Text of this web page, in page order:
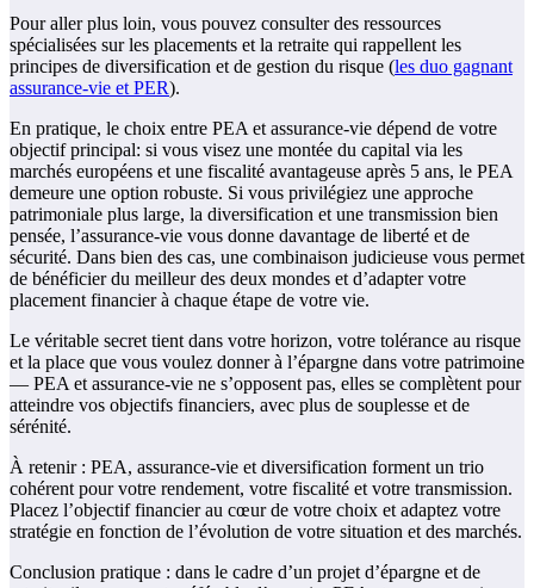
Pour aller plus loin, vous pouvez consulter des ressources
spécialisées sur les placements et la retraite qui rappellent les
principes de diversification et de gestion du risque (les duo gagnant
assurance-vie et PER).
En pratique, le choix entre PEA et assurance-vie dépend de votre
objectif principal: si vous visez une montée du capital via les
marchés européens et une fiscalité avantageuse après 5 ans, le PEA
demeure une option robuste. Si vous privilégiez une approche
patrimoniale plus large, la diversification et une transmission bien
pensée, l’assurance-vie vous donne davantage de liberté et de
sécurité. Dans bien des cas, une combinaison judicieuse vous permet
de bénéficier du meilleur des deux mondes et d’adapter votre
placement financier à chaque étape de votre vie.
Le véritable secret tient dans votre horizon, votre tolérance au risque
et la place que vous voulez donner à l’épargne dans votre patrimoine
— PEA et assurance-vie ne s’opposent pas, elles se complètent pour
atteindre vos objectifs financiers, avec plus de souplesse et de
sérénité.
À retenir : PEA, assurance-vie et diversification forment un trio
cohérent pour votre rendement, votre fiscalité et votre transmission.
Placez l’objectif financier au cœur de votre choix et adaptez votre
stratégie en fonction de l’évolution de votre situation et des marchés.
Conclusion pratique : dans le cadre d’un projet d’épargne et de